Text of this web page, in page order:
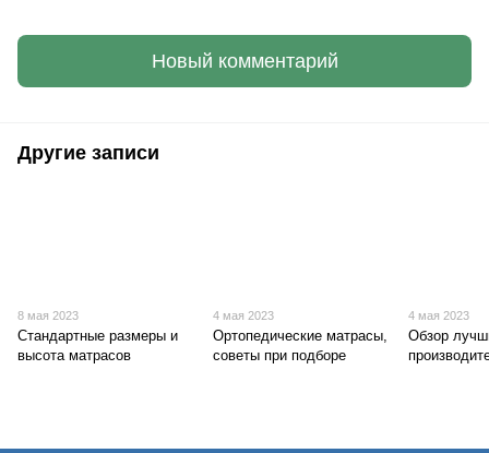
Новый комментарий
Другие записи
8 мая 2023
Стандартные размеры и
высота матрасов
4 мая 2023
Ортопедические матрасы,
советы при подборе
4 мая 2023
Обзор